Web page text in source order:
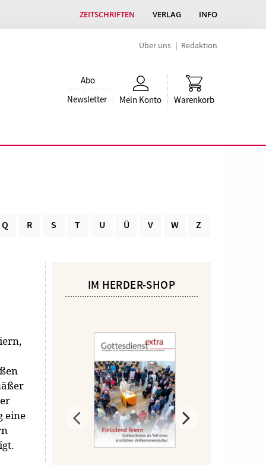
ZEITSCHRIFTEN VERLAG INFO
Über uns Redaktion
Abo
Newsletter
Mein Konto Warenkorb
Q R S T U Ü V W Z
eine
IM HERDER-SHOP